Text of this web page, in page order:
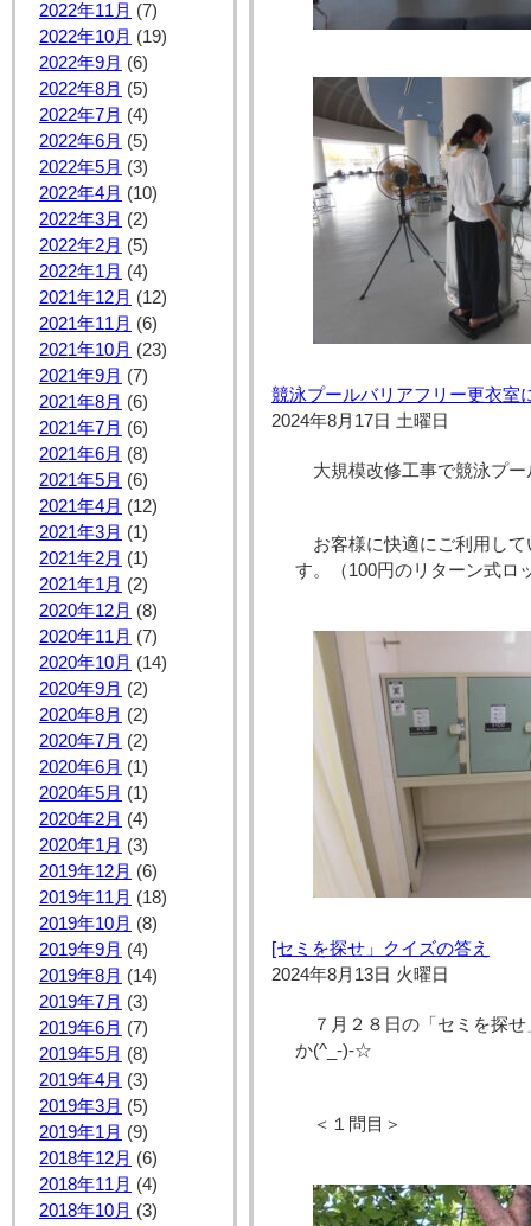
2022年11月 (7)
2022年10月 (19)
2022年9月 (6)
2022年8月 (5)
2022年7月 (4)
2022年6月 (5)
2022年5月 (3)
2022年4月 (10)
2022年3月 (2)
2022年2月 (5)
2022年1月 (4)
2021年12月 (12)
2021年11月 (6)
2021年10月 (23)
2021年9月 (7)
2021年8月 (6)
2021年7月 (6)
2021年6月 (8)
2021年5月 (6)
2021年4月 (12)
2021年3月 (1)
2021年2月 (1)
2021年1月 (2)
2020年12月 (8)
2020年11月 (7)
2020年10月 (14)
2020年9月 (2)
2020年8月 (2)
2020年7月 (2)
2020年6月 (1)
2020年5月 (1)
2020年2月 (4)
2020年1月 (3)
2019年12月 (6)
2019年11月 (18)
2019年10月 (8)
2019年9月 (4)
2019年8月 (14)
2019年7月 (3)
2019年6月 (7)
2019年5月 (8)
2019年4月 (3)
2019年3月 (5)
2019年1月 (9)
2018年12月 (6)
2018年11月 (4)
2018年10月 (3)
競泳プールバリアフリー更衣室
2024年8月17日 土曜日
大規模改修工事で競泳プ
お客様に快適にご利用し
す。（100円のリターン式ロ
[セミを探せ」クイズの答え
2024年8月13日 火曜日
７月２８日の「セミを探
か(^_-)-☆
＜１問目＞